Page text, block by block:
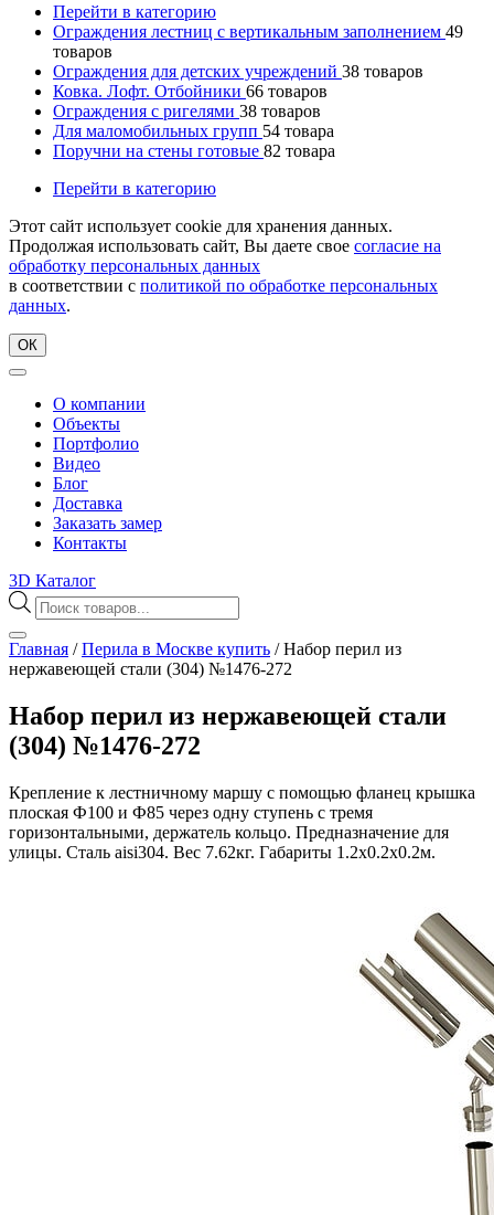
Перейти в категорию
Ограждения лестниц с вертикальным заполнением 49
товаров
Ограждения для детских учреждений 38 товаров
Ковка. Лофт. Отбойники 66 товаров
Ограждения с ригелями 38 товаров
Для маломобильных групп 54 товара
Поручни на стены готовые 82 товара
Перейти в категорию
Этот сайт использует cookie для хранения данных.
Продолжая использовать сайт, Вы даете свое согласие на
обработку персональных данных
в соответствии с политикой по обработке персональных
данных.
ОК
О компании
Объекты
Портфолио
Видео
Блог
Доставка
Заказать замер
Контакты
3D Каталог
Поиск
товаров
Главная /Перила в Москве купить /Набор перил из
нержавеющей стали (304) №1476-272
Набор перил из нержавеющей стали
(304) №1476-272
Крепление к лестничному маршу с помощью фланец крышка
плоская Ф100 и Ф85 через одну ступень с тремя
горизонтальными, держатель кольцо. Предназначение для
улицы. Сталь aisi304. Вес 7.62кг. Габариты 1.2х0.2х0.2м.